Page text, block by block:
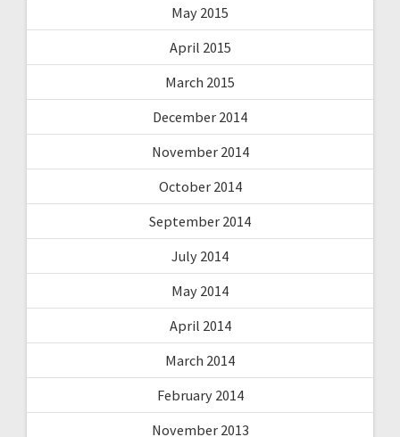
May 2015
April 2015
March 2015
December 2014
November 2014
October 2014
September 2014
July 2014
May 2014
April 2014
March 2014
February 2014
November 2013